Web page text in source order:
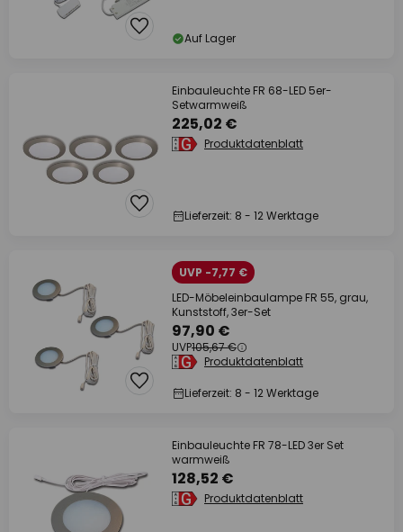
Auf Lager
Einbauleuchte FR 68-LED 5er-
Setwarmweiß
225,02 €
Produktdatenblatt
Lieferzeit: 8 - 12 Werktage
UVP -7,77 €
LED-Möbeleinbaulampe FR 55, grau,
Kunststoff, 3er-Set
97,90 €
UVP105,67 €
Produktdatenblatt
Lieferzeit: 8 - 12 Werktage
Einbauleuchte FR 78-LED 3er Set
warmweiß
128,52 €
Produktdatenblatt